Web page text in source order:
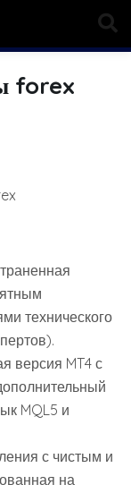
forex
технического
версия MT4 с
MQL5 и
с чистым и
на